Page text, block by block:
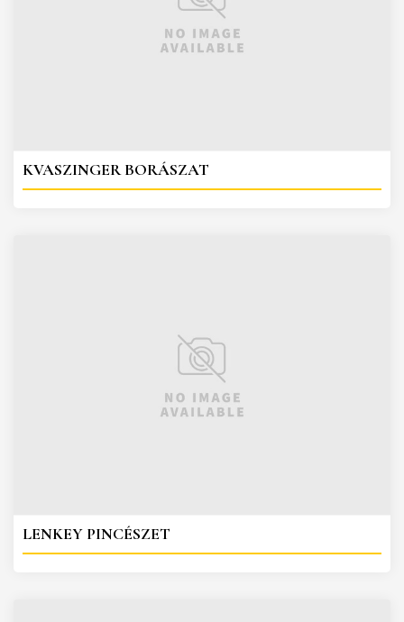
KVASZINGER BORÁSZAT
LENKEY PINCÉSZET